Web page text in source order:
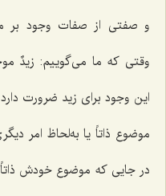
و صفتی از صفات وجود بر
وقتی که ما می‌گوییم: زیدٌ
این وجود برای زید ضرورت
موضوع ذاتاً یا به‌لحاظ امر
در جایی که موضوع خودش ذاتاً